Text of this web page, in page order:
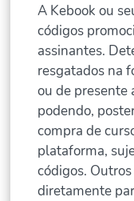
A Kebook ou
códigos
assinantes.
resgatados na
ou de presente
podendo,
compra de
plataforma,
códigos.
diretamente